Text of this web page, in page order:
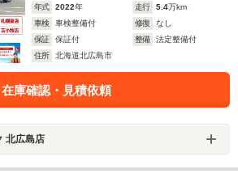
年式 2022年 走行 5.4万km
車検
車検整備付 修復
なし
保証
保証付 整備
法定整備付
住所
北海道北広島市
在庫確認・見積依頼
北広島店